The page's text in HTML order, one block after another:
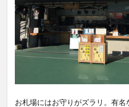
お札場にはお守りがズラリ。有